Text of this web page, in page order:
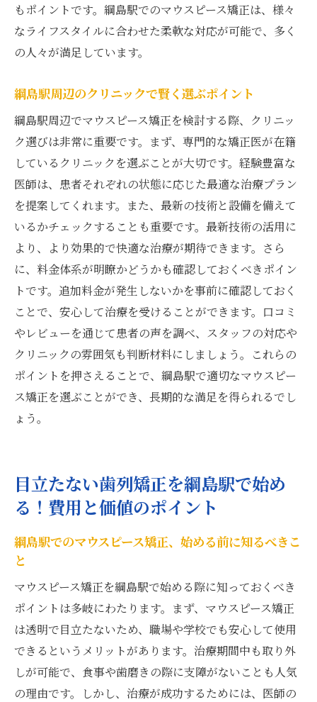
もポイントです。綱島駅でのマウスピース矯正は、様々
なライフスタイルに合わせた柔軟な対応が可能で、多く
の人々が満足しています。
綱島駅周辺のクリニックで賢く選ぶポイント
綱島駅周辺でマウスピース矯正を検討する際、クリニッ
ク選びは非常に重要です。まず、専門的な矯正医が在籍
しているクリニックを選ぶことが大切です。経験豊富な
医師は、患者それぞれの状態に応じた最適な治療プラン
を提案してくれます。また、最新の技術と設備を備えて
いるかチェックすることも重要です。最新技術の活用に
より、より効果的で快適な治療が期待できます。さら
に、料金体系が明瞭かどうかも確認しておくべきポイン
トです。追加料金が発生しないかを事前に確認しておく
ことで、安心して治療を受けることができます。口コミ
やレビューを通じて患者の声を調べ、スタッフの対応や
クリニックの雰囲気も判断材料にしましょう。これらの
ポイントを押さえることで、綱島駅で適切なマウスピー
ス矯正を選ぶことができ、長期的な満足を得られるでし
ょう。
目立たない歯列矯正を綱島駅で始め
る！費用と価値のポイント
綱島駅でのマウスピース矯正、始める前に知るべきこ
と
マウスピース矯正を綱島駅で始める際に知っておくべき
ポイントは多岐にわたります。まず、マウスピース矯正
は透明で目立たないため、職場や学校でも安心して使用
できるというメリットがあります。治療期間中も取り外
しが可能で、食事や歯磨きの際に支障がないことも人気
の理由です。しかし、治療が成功するためには、医師の